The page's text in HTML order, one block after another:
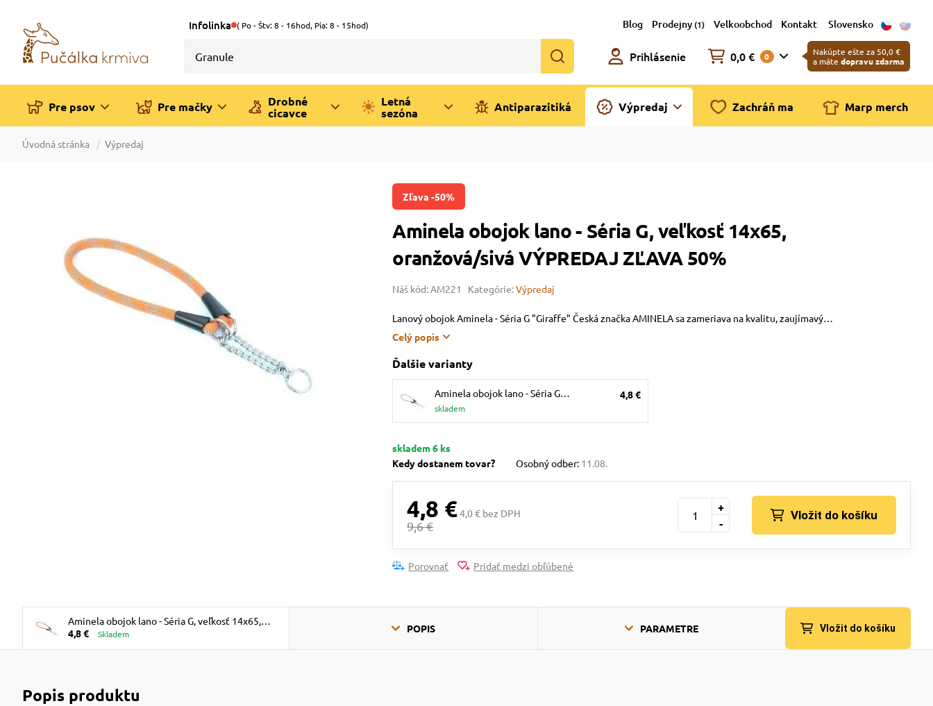
Infolinka ( Po - Štv: 8 - 16hod, Pia: 8 - 15hod) Blog Prodejny (1) Velkoobchod Kontakt Slovensko
Prihlásenie 0,0 € 0
Nakúpte ešte za 50,0 €
a máte dopravu zdarma
Pre psov Pre mačky
Drobné
cicavce
Letná
sezóna
Antiparazitiká Výpredaj Zachráň ma Marp merch
Úvodná stránka Výpredaj
Zľava -50%
Aminela obojok lano - Séria G, veľkosť 14x65,
oranžová/sivá VÝPREDAJ ZĽAVA 50%
Náš kód: AM221 Kategórie:Výpredaj
Lanový obojok Aminela - Séria G "Giraffe" Česká značka AMINELA sa zameriava na kvalitu, zaujímavý…
Celý popis
Ďalšie varianty
Aminela obojok lano - Séria G…
skladem
4,8 €
skladem 6 ks
Kedy dostanem tovar?
Osobný odber: 11.08.
4,8 €4,0 € bez DPH
9,6 € -
+
Vložit do košíku
Porovnať Pridať medzi obľúbené
Aminela obojok lano - Séria G, veľkosť 14x65,
oranžová/sivá VÝPREDAJ ZĽAVA 50%
4,8 € Skladem POPIS PARAMETRE Vložit do košíku
Popis produktu